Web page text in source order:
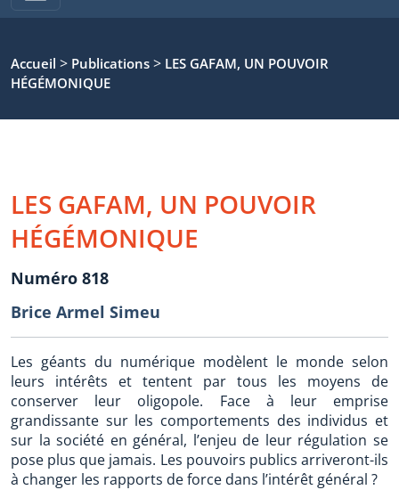
Accueil > Publications > LES GAFAM, UN POUVOIR
HÉGÉMONIQUE
LES GAFAM, UN POUVOIR
HÉGÉMONIQUE
Numéro 818
Brice Armel Simeu
Les géants du numérique modèlent le monde selon
leurs intérêts et tentent par tous les moyens de
conserver leur oligopole. Face à leur emprise
grandissante sur les comportements des individus et
sur la société en général, l’enjeu de leur régulation se
pose plus que jamais. Les pouvoirs publics arriveront-ils
à changer les rapports de force dans l’intérêt général ?